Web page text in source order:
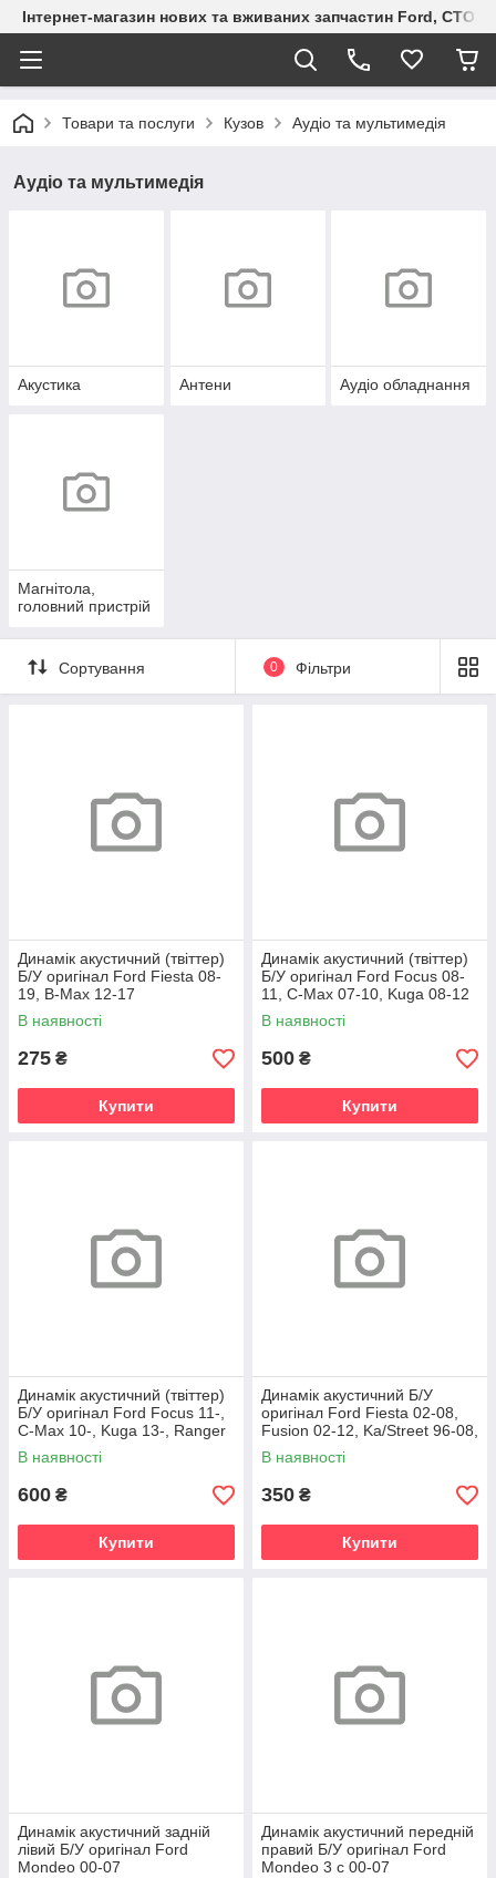
Інтернет-магазин нових та вживаних запчастин Ford, СТО
Товари та послуги Кузов Аудіо та мультимедія
Аудіо та мультимедія
Акустика Антени Аудіо обладнання
Магнітола,
головний пристрій
Сортування 0 Фільтри
Динамік акустичний (твіттер)
Б/У оригінал Ford Fiesta 08-
19, B-Max 12-17
В наявності
275 ₴
Купити
Динамік акустичний (твіттер)
Б/У оригінал Ford Focus 08-
11, C-Max 07-10, Kuga 08-12
В наявності
500 ₴
Купити
Динамік акустичний (твіттер)
Б/У оригінал Ford Focus 11-,
C-Max 10-, Kuga 13-, Ranger
11-, Custom 12-,
В наявності
600 ₴
Купити
Динамік акустичний Б/У
оригінал Ford Fiesta 02-08,
Fusion 02-12, Ka/Street 96-08,
Transit 06-14
В наявності
350 ₴
Купити
Динамік акустичний задній
лівий Б/У оригінал Ford
Mondeo 00-07
Динамік акустичний передній
правий Б/У оригінал Ford
Mondeo 3 c 00-07